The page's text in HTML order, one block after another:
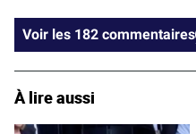
Voir les 182 commentaires
À lire aussi